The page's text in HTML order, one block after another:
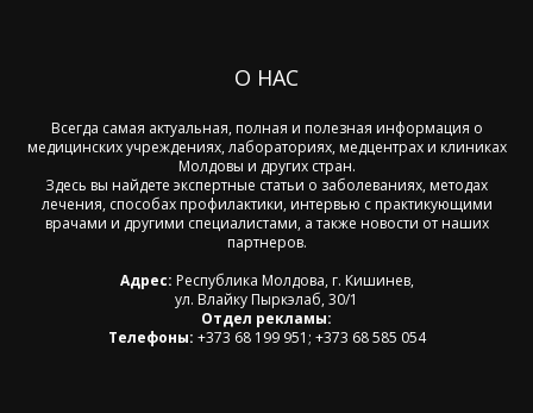
О НАС
Всегда самая актуальная, полная и полезная информация о
медицинских учреждениях, лабораториях, медцентрах и клиниках
Молдовы и других стран.
Здесь вы найдете экспертные статьи о заболеваниях, методах
лечения, способах профилактики, интервью с практикующими
врачами и другими специалистами, а также новости от наших
партнеров.
Адрес: Республика Молдова, г. Кишинев,
ул. Влайку Пыркэлаб, 30/1
Отдел рекламы:
Телефоны: +373 68 199 951; +373 68 585 054